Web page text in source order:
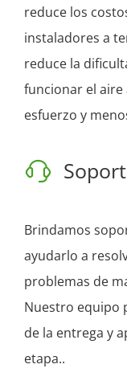
reduce los
instaladores a
reduce la
funcionar el
esfuerzo y
Brindamos
ayudarlo a
problemas de
Nuestro equipo
de la entrega y
etapa..